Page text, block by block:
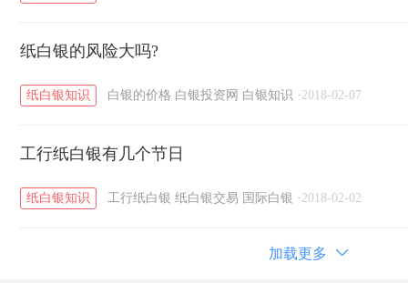
纸白银的风险大吗?
纸白银知识 白银的价格 白银投资网 白银知识 · 2018-02-07
工行纸白银有几个节日
纸白银知识 工行纸白银 纸白银交易 国际白银 · 2018-02-02
加载更多